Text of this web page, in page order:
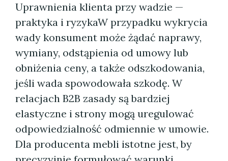
Uprawnienia klienta przy wadzie —
praktyka i ryzykaW przypadku wykrycia
wady konsument może żądać naprawy,
wymiany, odstąpienia od umowy lub
obniżenia ceny, a także odszkodowania,
jeśli wada spowodowała szkodę. W
relacjach B2B zasady są bardziej
elastyczne i strony mogą uregulować
odpowiedzialność odmiennie w umowie.
Dla producenta mebli istotne jest, by